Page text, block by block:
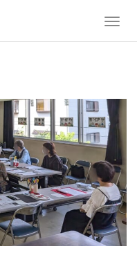
T
a
g
a
t
i
o